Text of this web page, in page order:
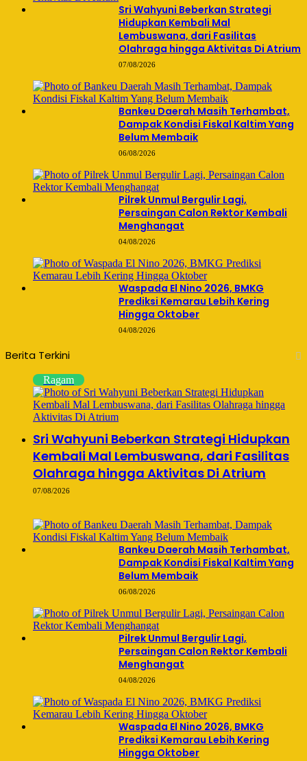
Sri Wahyuni Beberkan Strategi
Hidupkan Kembali Mal
Lembuswana, dari Fasilitas
Olahraga hingga Aktivitas Di Atrium
07/08/2026
Bankeu Daerah Masih Terhambat,
Dampak Kondisi Fiskal Kaltim Yang
Belum Membaik
06/08/2026
Pilrek Unmul Bergulir Lagi,
Persaingan Calon Rektor Kembali
Menghangat
04/08/2026
Waspada El Nino 2026, BMKG
Prediksi Kemarau Lebih Kering
Hingga Oktober
04/08/2026
Berita Terkini
Ragam
Sri Wahyuni Beberkan Strategi Hidupkan
Kembali Mal Lembuswana, dari Fasilitas
Olahraga hingga Aktivitas Di Atrium
07/08/2026
Bankeu Daerah Masih Terhambat,
Dampak Kondisi Fiskal Kaltim Yang
Belum Membaik
06/08/2026
Pilrek Unmul Bergulir Lagi,
Persaingan Calon Rektor Kembali
Menghangat
04/08/2026
Waspada El Nino 2026, BMKG
Prediksi Kemarau Lebih Kering
Hingga Oktober